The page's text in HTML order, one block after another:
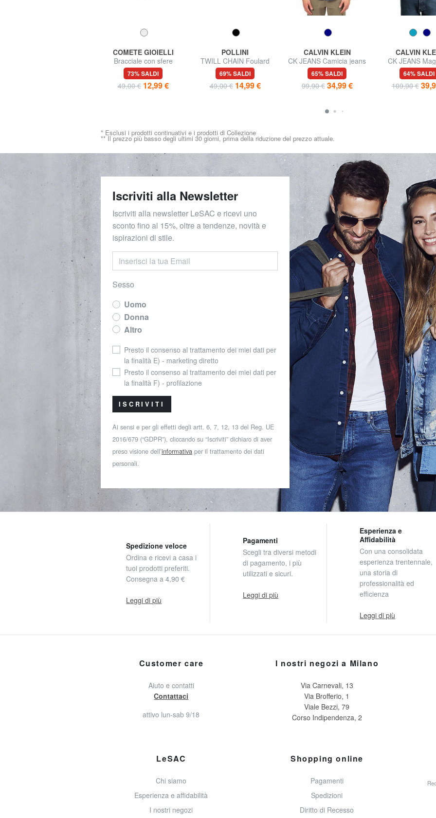
COMETE GIOIELLI
Bracciale con sfere
73% SALDI
49,00 € 12,99 €
POLLINI
TWILL CHAIN Foulard
stampato
69% SALDI
49,00 € 14,99 €
CALVIN KLEIN
CK JEANS Camicia jeans
manica lunga regular fit
65% SALDI
99,90 € 34,99 €
CALVIN
CK JEANS
girocollo
64% SALDI
109,90 €
* Esclusi i prodotti continuativi e i prodotti di Collezione
** Il prezzo più basso degli ultimi 30 giorni, prima della riduzione del prezzo attuale.
Iscriviti alla Newsletter
Iscriviti alla newsletter LeSAC e ricevi uno
sconto fino al 15%, oltre a tendenze, novità e
ispirazioni di stile.
Sesso
Uomo
Donna
Altro
Presto il consenso al trattamento dei miei dati per
la finalità E) - marketing diretto
Presto il consenso al trattamento dei miei dati per
la finalità F) - profilazione
ISCRIVITI
Ai sensi e per gli effetti degli artt. 6, 7, 12, 13 del Reg. UE
2016/679 (“GDPR”), cliccando su “Iscriviti” dichiaro di aver
preso visione dell’informativa per il trattamento dei dati
personali.
Spedizione veloce
Ordina e ricevi a casa i
tuoi prodotti preferiti.
Consegna a 4,90 €
Leggi di più
Pagamenti
Scegli tra diversi metodi
di pagamento, i più
utilizzati e sicuri.
Leggi di più
Esperienza e
Affidabilità
Con una consolidata
esperienza trentennale,
una storia di
professionalità ed
efficienza
Leggi di più
Customer care
Aiuto e contatti
Contattaci
attivo lun-sab 9/18
I nostri negozi a Milano
Via Carnevali, 13
Via Brofferio, 1
Viale Bezzi, 79
Corso Indipendenza, 2
LeSAC
Chi siamo
Esperienza e affidabilità
I nostri negozi
Shopping online
Pagamenti
Spedizioni
Diritto di Recesso